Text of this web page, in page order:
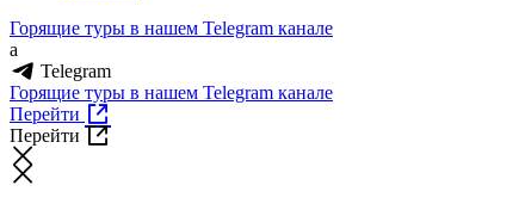
Горящие туры в нашем Telegram канале
a
Telegram
Горящие туры в нашем Telegram канале
Перейти
Перейти